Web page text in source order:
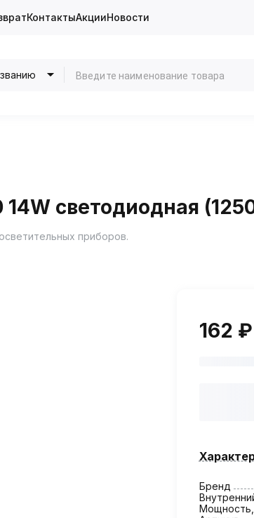
КонтактыАкцииНовости
светодиодная
приборов.
162 ₽
Бренд